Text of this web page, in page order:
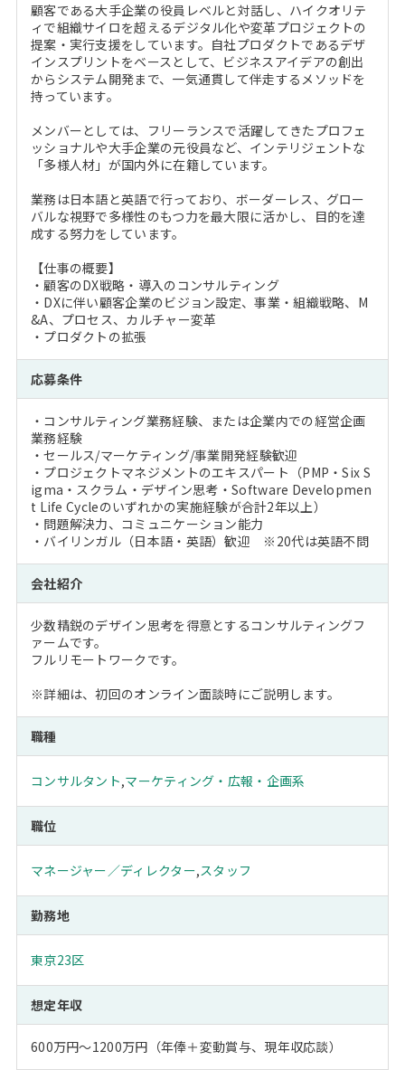
顧客である大手企業の役員レベルと対話し、ハイクオリテ
ィで組織サイロを超えるデジタル化や変革プロジェクトの
提案・実行支援をしています。自社プロダクトであるデザ
インスプリントをベースとして、ビジネスアイデアの創出
からシステム開発まで、一気通貫して伴走するメソッドを
持っています。
メンバーとしては、フリーランスで活躍してきたプロフェ
ッショナルや大手企業の元役員など、インテリジェントな
「多様人材」が国内外に在籍しています。
業務は日本語と英語で行っており、ボーダーレス、グロー
バルな視野で多様性のもつ力を最大限に活かし、目的を達
成する努力をしています。
【仕事の概要】
・顧客のDX戦略・導入のコンサルティング
・DXに伴い顧客企業のビジョン設定、事業・組織戦略、M
&A、プロセス、カルチャー変革
・プロダクトの拡張
応募条件
・コンサルティング業務経験、または企業内での経営企画
業務経験
・セールス/マーケティング/事業開発経験歓迎
・プロジェクトマネジメントのエキスパート（PMP・Six S
igma・スクラム・デザイン思考・Software Developmen
t Life Cycleのいずれかの実施経験が合計2年以上）
・問題解決力、コミュニケーション能力
・バイリンガル（日本語・英語）歓迎 ※20代は英語不問
会社紹介
少数精鋭のデザイン思考を得意とするコンサルティングフ
ァームです。
フルリモートワークです。
※詳細は、初回のオンライン面談時にご説明します。
職種
コンサルタント,マーケティング・広報・企画系
職位
マネージャー／ディレクター,スタッフ
勤務地
東京23区
想定年収
600万円～1200万円（年俸＋変動賞与、現年収応談）